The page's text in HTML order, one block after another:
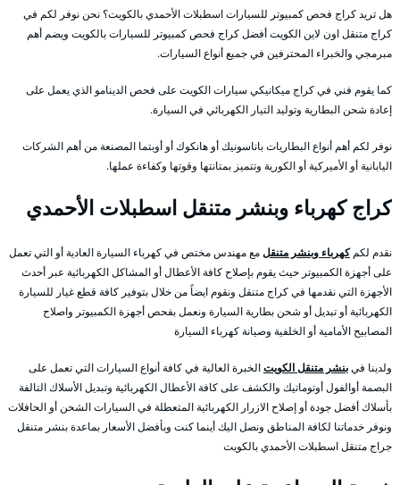
هل تريد كراج فحص كمبيوتر للسيارات اسطبلات الأحمدي بالكويت؟ نحن نوفر لكم في
كراج متنقل اون لاين الكويت أفضل كراج فحص كمبيوتر للسيارات بالكويت ويضم أهم
مبرمجي والخبراء المحترفين في جميع أنواع السيارات.
كما يقوم فني في كراج ميكانيكي سيارات الكويت على فحص الدينامو الذي يعمل على
إعادة شحن البطارية وتوليد التيار الكهربائي في السيارة.
نوفر لكم أهم أنواع البطاريات باناسونيك أو هانكوك أو أوبتما المصنعة من أهم الشركات
اليابانية أو الأميركية أو الكورية وتتميز بمتانتها وقوتها وكفاءة عملها.
كراج كهرباء وبنشر متنقل اسطبلات الأحمدي
نقدم لكمكهرباء وبنشر متنقلمع مهندس مختص في كهرباء السيارة العادية أو التي تعمل
على أجهزة الكمبيوتر حيث يقوم بإصلاح كافة الأعطال أو المشاكل الكهربائية عبر أحدث
الأجهزة التي نقدمها في كراج متنقل ونقوم ايضاً من خلال بتوفير كافة قطع غيار للسيارة
الكهربائية أو تبديل أو شحن بطارية السيارة ونعمل بفحص أجهزة الكمبيوتر واصلاح
المصابيح الأمامية أو الخلفية وصيانة كهرباء السيارة
ولدينا فيبنشر متنقل الكويتالخبرة العالية في كافة أنواع السيارات التي تعمل على
البصمة أوالفول أوتوماتيك والكشف على كافة الأعطال الكهربائية وتبديل الأسلاك التالفة
بأسلاك أفضل جودة أو إصلاح الازرار الكهربائية المتعطلة في السيارات الشحن أو الحافلات
ونوفر خدماتنا لكافة المناطق ونصل اليك أينما كنت وبأفضل الأسعار بماعدة بنشر متنقل
جراج متنقل اسطبلات الأحمدي بالكويت